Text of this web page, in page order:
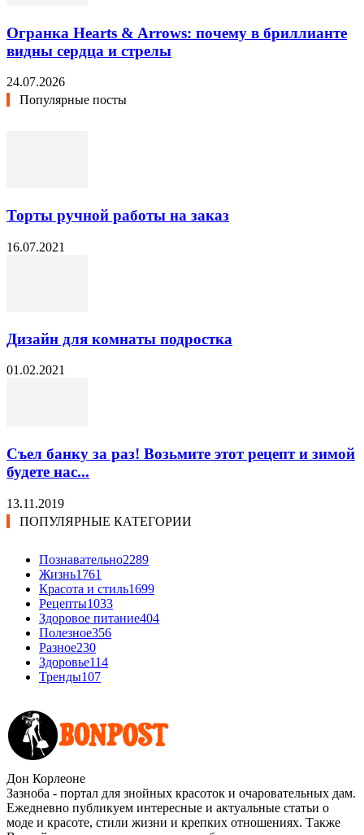
Огранка Hearts & Arrows: почему в бриллианте
видны сердца и стрелы
24.07.2026
Популярные посты
Торты ручной работы на заказ
16.07.2021
Дизайн для комнаты подростка
01.02.2021
Съел банку за раз! Возьмите этот рецепт и зимой
будете нас...
13.11.2019
ПОПУЛЯРНЫЕ КАТЕГОРИИ
Познавательно2289
Жизнь1761
Красота и стиль1699
Рецепты1033
Здоровое питание404
Полезное356
Разное230
Здоровье114
Тренды107
Дон Корлеоне
Зазноба - портал для знойных красоток и очаровательных дам.
Ежедневно публикуем интересные и актуальные статьи о
моде и красоте, стили жизни и крепких отношениях. Также